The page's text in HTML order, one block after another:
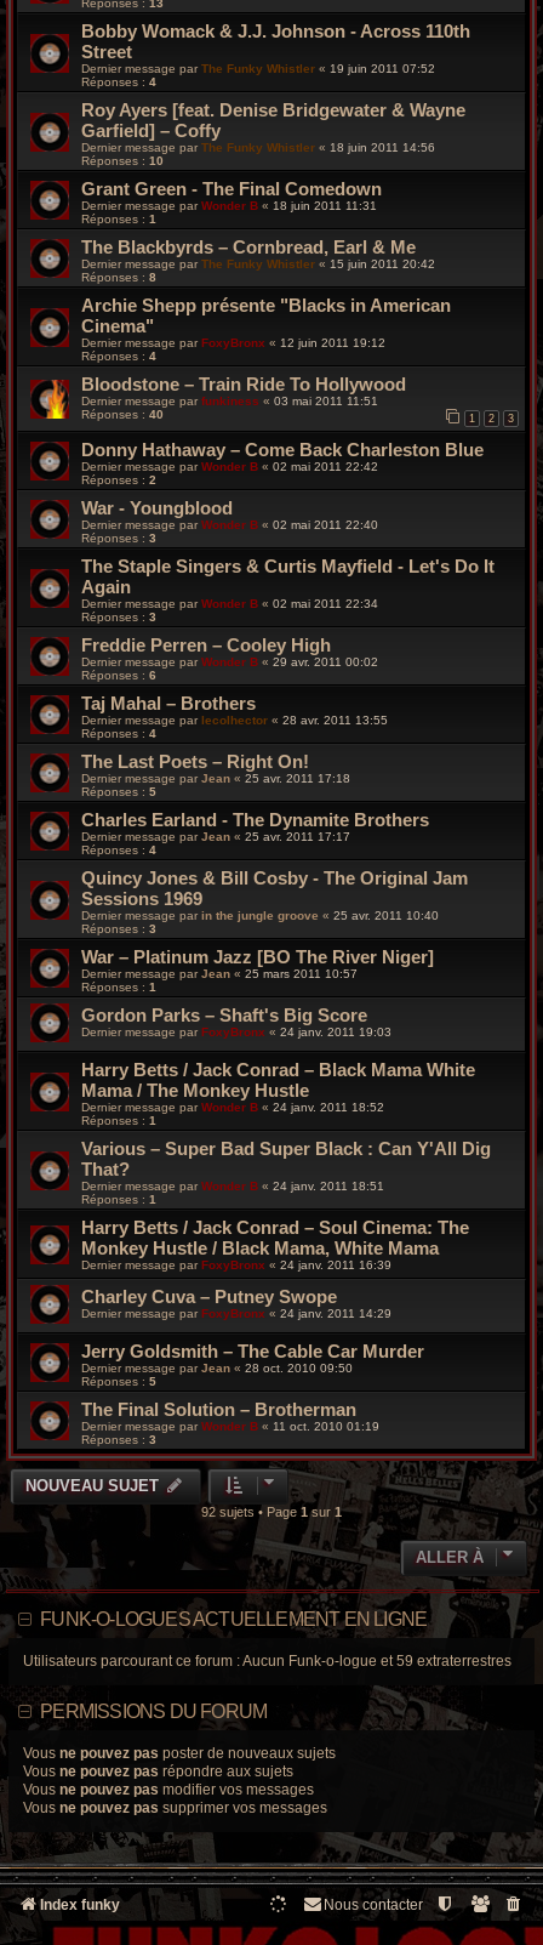
Réponses : 13
Bobby Womack & J.J. Johnson - Across 110th
Street
Dernier message par The Funky Whistler « 19 juin 2011 07:52
Réponses : 4
Roy Ayers [feat. Denise Bridgewater & Wayne
Garfield] – Coffy
Dernier message par The Funky Whistler « 18 juin 2011 14:56
Réponses : 10
Grant Green - The Final Comedown
Dernier message parWonder B « 18 juin 2011 11:31
Réponses : 1
The Blackbyrds – Cornbread, Earl & Me
Dernier message par The Funky Whistler « 15 juin 2011 20:42
Réponses : 8
Archie Shepp présente "Blacks in American
Cinema"
Dernier message par FoxyBronx « 12 juin 2011 19:12
Réponses : 4
Bloodstone – Train Ride To Hollywood
Dernier message par funkiness « 03 mai 2011 11:51
Réponses : 40 1 2 3
Donny Hathaway – Come Back Charleston Blue
Dernier message parWonder B « 02 mai 2011 22:42
Réponses : 2
War - Youngblood
Dernier message par Wonder B « 02 mai 2011 22:40
Réponses : 3
The Staple Singers & Curtis Mayfield - Let's Do It
Again
Dernier message par Wonder B « 02 mai 2011 22:34
Réponses : 3
Freddie Perren – Cooley High
Dernier message par Wonder B « 29 avr. 2011 00:02
Réponses : 6
Taj Mahal – Brothers
Dernier message parlecolhector « 28 avr. 2011 13:55
Réponses : 4
The Last Poets – Right On!
Dernier message par Jean « 25 avr. 2011 17:18
Réponses : 5
Charles Earland - The Dynamite Brothers
Dernier message parJean « 25 avr. 2011 17:17
Réponses : 4
Quincy Jones & Bill Cosby - The Original Jam
Sessions 1969
Dernier message par in the jungle groove « 25 avr. 2011 10:40
Réponses : 3
War – Platinum Jazz [BO The River Niger]
Dernier message parJean « 25 mars 2011 10:57
Réponses : 1
Gordon Parks – Shaft's Big Score
Dernier message par FoxyBronx « 24 janv. 2011 19:03
Harry Betts / Jack Conrad – Black Mama White
Mama / The Monkey Hustle
Dernier message par Wonder B « 24 janv. 2011 18:52
Réponses : 1
Various – Super Bad Super Black : Can Y'All Dig
That?
Dernier message par Wonder B « 24 janv. 2011 18:51
Réponses : 1
Harry Betts / Jack Conrad – Soul Cinema: The
Monkey Hustle / Black Mama, White Mama
Dernier message par FoxyBronx « 24 janv. 2011 16:39
Charley Cuva – Putney Swope
Dernier message par FoxyBronx « 24 janv. 2011 14:29
Jerry Goldsmith – The Cable Car Murder
Dernier message parJean « 28 oct. 2010 09:50
Réponses : 5
The Final Solution – Brotherman
Dernier message par Wonder B « 11 oct. 2010 01:19
Réponses : 3
NOUVEAU SUJET
92 sujets • Page 1 sur 1
ALLER À
FUNK-O-LOGUES ACTUELLEMENT EN LIGNE
Utilisateurs parcourant ce forum : Aucun Funk-o-logue et 59 extraterrestres
PERMISSIONS DU FORUM
Vous ne pouvez pas poster de nouveaux sujets
Vous ne pouvez pas répondre aux sujets
Vous ne pouvez pas modifier vos messages
Vous ne pouvez pas supprimer vos messages
Index funky Nous contacter